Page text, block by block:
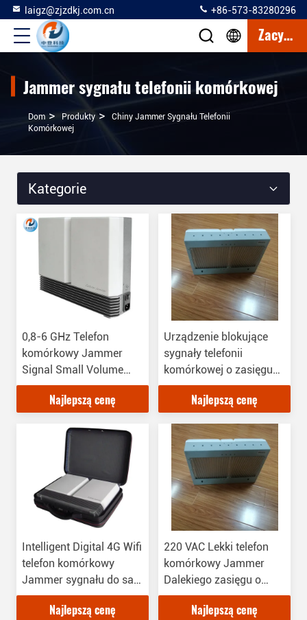
laigz@zjzdkj.com.cn +86-573-83280296
Zacytować
Jammer sygnału telefonii komórkowej
Dom > Produkty >
Chiny Jammer Sygnału Telefonii
Komórkowej
Kategorie
0,8-6 GHz Telefon
komórkowy Jammer
Signal Small Volume
418X280X108 Wymiar
Najlepszą cenę
Urządzenie blokujące
sygnały telefonii
komórkowej o zasięgu
30m, skuteczna mobilna
sygnalizacja dźwiękowa
Najlepszą cenę
Intelligent Digital 4G Wifi
telefon komórkowy
Jammer sygnału do sali
konferencyjnej
Najlepszą cenę
220 VAC Lekki telefon
komórkowy Jammer
Dalekiego zasięgu o
częstotliwości pracy 0,8
GHz - 6 GHz
Najlepszą cenę